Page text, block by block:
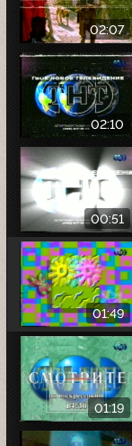
02:07
02:10
00:51
01:49
01:19